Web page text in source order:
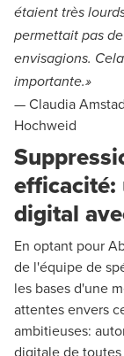
étaient très
permettait pas
envisagions.
importante.»
— Claudia
Hochweid
efficacité:
digital
En optant pour
de l'équipe de
les bases d'une
attentes envers
ambitieuses:
digitale de